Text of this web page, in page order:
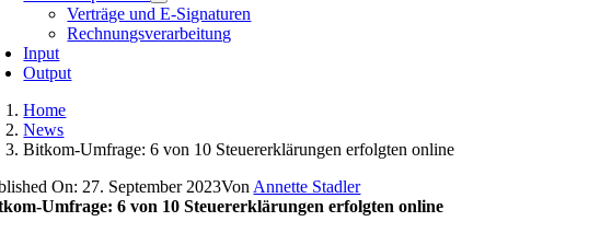
Verträge und E-Signaturen
Rechnungsverarbeitung
Input
Output
Home
News
Bitkom-Umfrage: 6 von 10 Steuererklärungen erfolgten online
On: 27. September 2023Von Annette Stadler
Umfrage: 6 von 10 Steuererklärungen erfolgten online